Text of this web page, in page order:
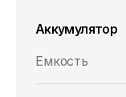
Аккумулятор
Емкость